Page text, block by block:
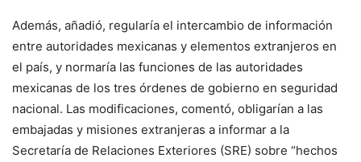
Además, añadió, regularía el intercambio de información
entre autoridades mexicanas y elementos extranjeros en
el país, y normaría las funciones de las autoridades
mexicanas de los tres órdenes de gobierno en seguridad
nacional. Las modificaciones, comentó, obligarían a las
embajadas y misiones extranjeras a informar a la
Secretaría de Relaciones Exteriores (SRE) sobre “hechos